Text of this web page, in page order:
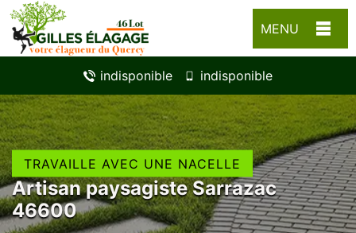
MENU
indisponible indisponible
TRAVAILLE AVEC UNE NACELLE
Artisan paysagiste Sarrazac
46600